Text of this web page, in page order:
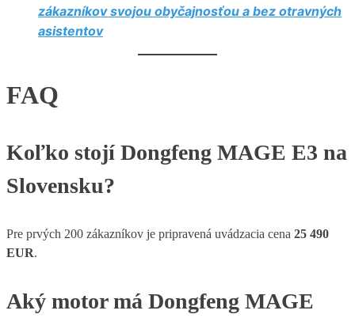
zákazníkov svojou obyčajnosťou a bez otravných
asistentov
FAQ
Koľko stojí Dongfeng MAGE E3 na
Slovensku?
Pre prvých 200 zákazníkov je pripravená uvádzacia cena 25 490
EUR.
Aký motor má Dongfeng MAGE